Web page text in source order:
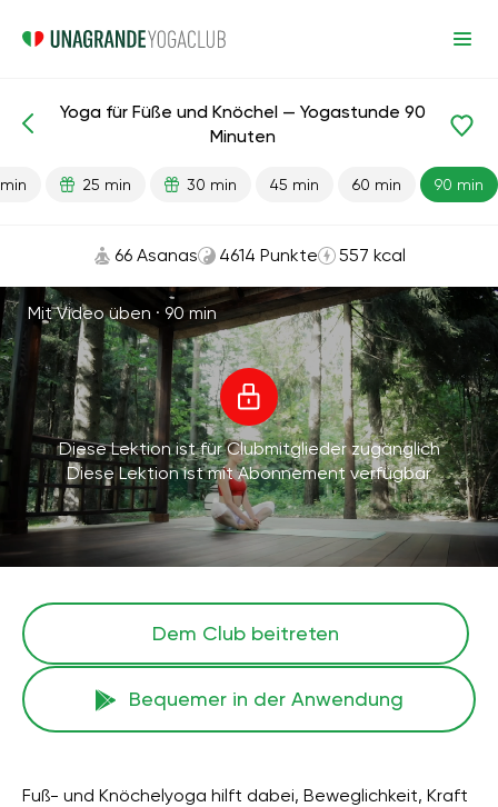
Beine Gelenke
Yoga für Füße und Knöchel — Yogastunde 90
Minuten
25 min 30 min 45 min 60 min 90 min
66 Asanas 4614 Punkte 557 kcal
Mit Video üben · 90 min
Diese Lektion ist für Clubmitglieder zugänglich
Diese Lektion ist mit Abonnement verfügbar
Dem Club beitreten
Bequemer in der Anwendung
Fuß- und Knöchelyoga hilft dabei, Beweglichkeit, Kraft